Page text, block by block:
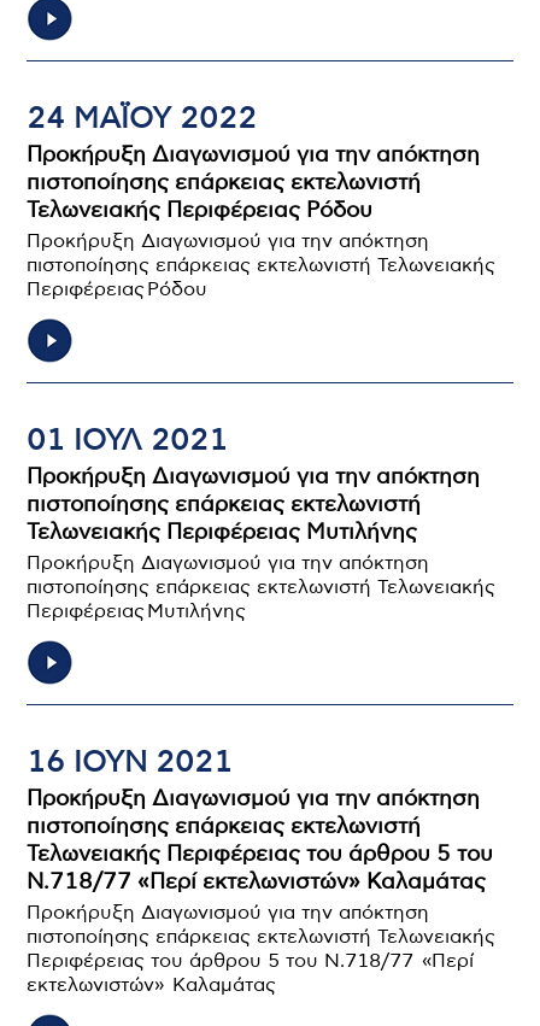
24 ΜΑΪ́ΟΥ 2022
Προκήρυξη Διαγωνισμού για την απόκτηση
πιστοποίησης επάρκειας εκτελωνιστή
Τελωνειακής Περιφέρειας Ρόδου
Προκήρυξη Διαγωνισμού για την απόκτηση
πιστοποίησης επάρκειας εκτελωνιστή Τελωνειακής
Περιφέρειας Ρόδου
01 ΙΟΥΛ 2021
Προκήρυξη Διαγωνισμού για την απόκτηση
πιστοποίησης επάρκειας εκτελωνιστή
Τελωνειακής Περιφέρειας Μυτιλήνης
Προκήρυξη Διαγωνισμού για την απόκτηση
πιστοποίησης επάρκειας εκτελωνιστή Τελωνειακής
Περιφέρειας Μυτιλήνης
16 ΙΟΥΝ 2021
Προκήρυξη Διαγωνισμού για την απόκτηση
πιστοποίησης επάρκειας εκτελωνιστή
Τελωνειακής Περιφέρειας του άρθρου 5 του
Ν.718/77 «Περί εκτελωνιστών» Καλαμάτας
Προκήρυξη Διαγωνισμού για την απόκτηση
πιστοποίησης επάρκειας εκτελωνιστή Τελωνειακής
Περιφέρειας του άρθρου 5 του Ν.718/77 «Περί
εκτελωνιστών» Καλαμάτας